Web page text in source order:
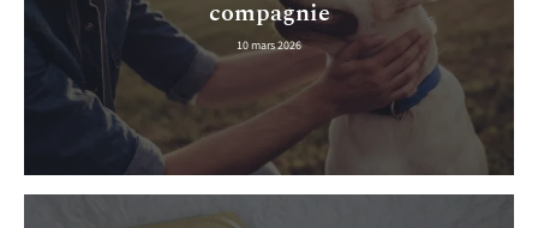
compagnie
10 mars 2026